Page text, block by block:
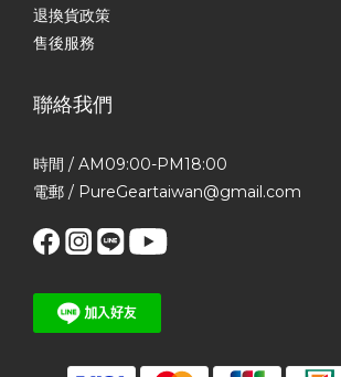
退換貨政策
售後服務
聯絡我們
時間 / AM09:00-PM18:00
電郵 / PureGeartaiwan@gmail.com